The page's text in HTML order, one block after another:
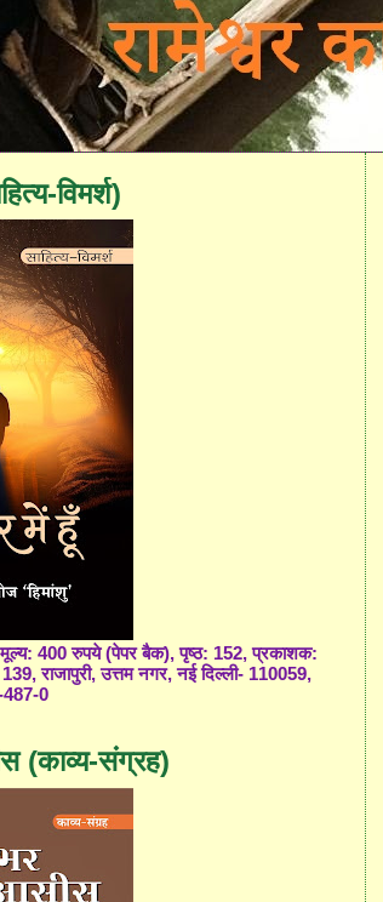
विमर्श)
400 रुपये (पेपर बैक), पृष्ठ: 152, प्रकाशक:
राजापुरी, उत्तम नगर, नई दिल्ली- 110059,
487-0
(काव्य-संग्रह)